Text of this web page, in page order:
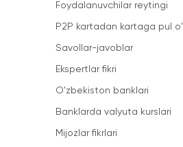
Foydalanuvchilar reytingi
P2P kartadan kartaga pul
Savollar-javoblar
Ekspertlar fikri
O'zbekiston banklari
Banklarda valyuta kurslari
Mijozlar fikrlari